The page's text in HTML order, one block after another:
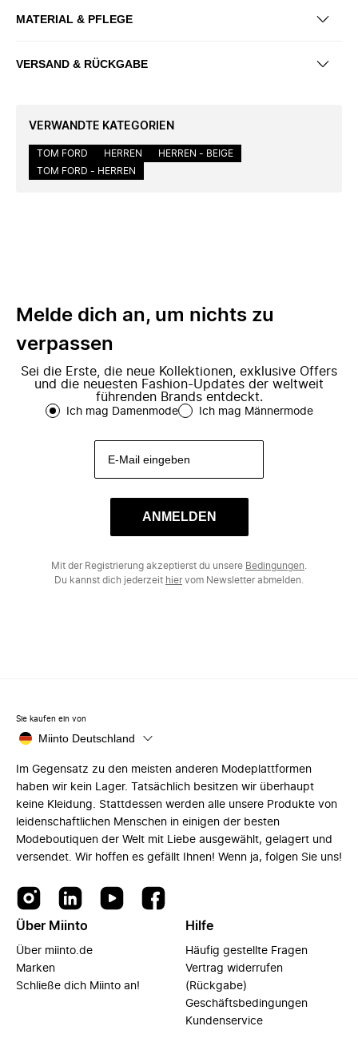
MATERIAL & PFLEGE
VERSAND & RÜCKGABE
VERWANDTE KATEGORIEN
TOM FORD HERREN
HERREN - BEIGE
TOM FORD - HERREN
Melde dich an, um nichts zu
verpassen
Sei die Erste, die neue Kollektionen, exklusive Offers
und die neuesten Fashion-Updates der weltweit
führenden Brands entdeckt.
Ich mag Damenmode Ich mag Männermode
ANMELDEN
Mit der Registrierung akzeptierst du unsere Bedingungen
Du kannst dich jederzeit hiervom Newsletter abmelden.
Sie kaufen ein von
Miinto Deutschland
Im Gegensatz zu den meisten anderen Modeplattformen
haben wir kein Lager. Tatsächlich besitzen wir überhaupt
keine Kleidung. Stattdessen werden alle unsere Produkte von
leidenschaftlichen Menschen in einigen der besten
Modeboutiquen der Welt mit Liebe ausgewählt, gelagert und
versendet. Wir hoffen es gefällt Ihnen! Wenn ja, folgen Sie uns!
Über Miinto
Über miinto.de
Marken
Schließe dich Miinto an!
Hilfe
Häufig gestellte Fragen
Vertrag widerrufen
(Rückgabe)
Geschäftsbedingungen
Kundenservice